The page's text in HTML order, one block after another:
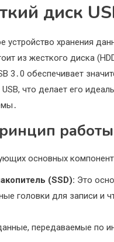
диск
устройство хранения
из жесткого диска
3․0 обеспечивает
что делает его
работы
основных
(SSD): Это
головки для записи и
передаваемые по